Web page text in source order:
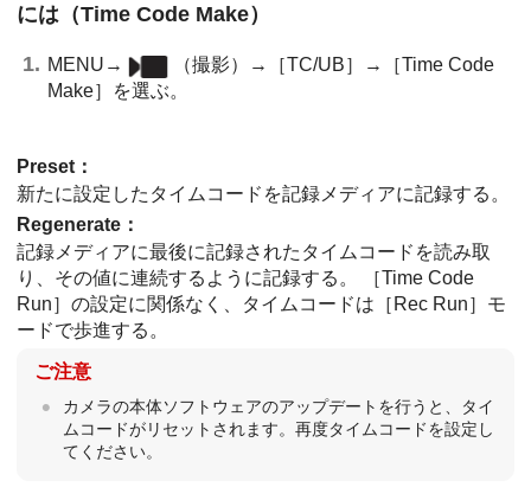
には（Time Code Make）
MENU → （撮影）→ ［TC/UB］ →
［Time Code
Make］
を選ぶ。
Preset ：
新たに設定したタイムコードを記録メディアに記録する。
Regenerate ：
記録メディアに最後に記録されたタイムコードを読み取
り、その値に連続するように記録する。
［Time Code
Run］ の設定に関係なく、タイムコードは ［Rec Run］ モ
ードで歩進する。
ご注意
カメラの本体ソフトウェアのアップデートを行うと、タイ
ムコードがリセットされます。再度タイムコードを設定し
てください。